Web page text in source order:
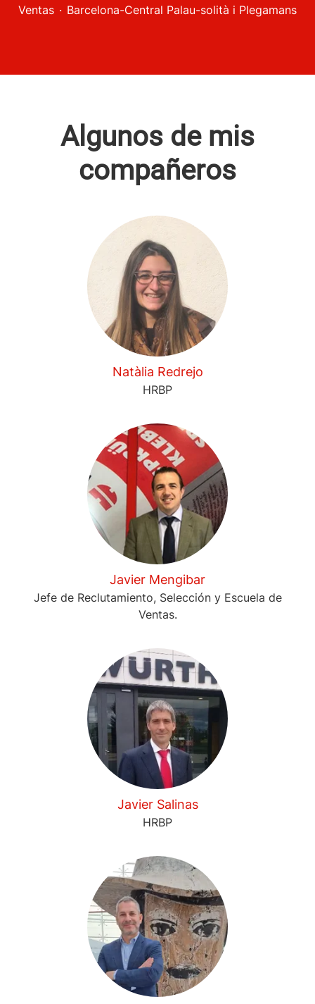
Ventas · Barcelona-Central Palau-solità i Plegamans
Algunos de mis
compañeros
Natàlia Redrejo
HRBP
Javier Mengibar
Jefe de Reclutamiento, Selección y Escuela de
Ventas.
Javier Salinas
HRBP